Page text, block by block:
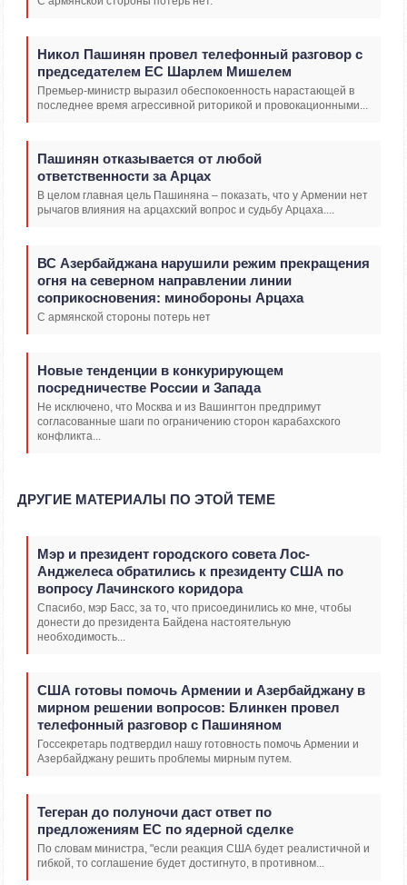
Никол Пашинян провел телефонный разговор с
председателем ЕС Шарлем Мишелем
Премьер-министр выразил обеспокоенность нарастающей в
последнее время агрессивной риторикой и провокационными...
Пашинян отказывается от любой
ответственности за Арцах
В целом главная цель Пашиняна – показать, что у Армении нет
рычагов влияния на арцахский вопрос и судьбу Арцаха....
ВС Азербайджана нарушили режим прекращения
огня на северном направлении линии
соприкосновения: минобороны Арцаха
С армянской стороны потерь нет
Новые тенденции в конкурирующем
посредничестве России и Запада
Не исключено, что Москва и из Вашингтон предпримут
согласованные шаги по ограничению сторон карабахского
конфликта...
ДРУГИЕ МАТЕРИАЛЫ ПО ЭТОЙ ТЕМЕ
Мэр и президент городского совета Лос-
Анджелеса обратились к президенту США по
вопросу Лачинского коридора
Спасибо, мэр Басс, за то, что присоединились ко мне, чтобы
донести до президента Байдена настоятельную
необходимость...
США готовы помочь Армении и Азербайджану в
мирном решении вопросов: Блинкен провел
телефонный разговор с Пашиняном
Госсекретарь подтвердил нашу готовность помочь Армении и
Азербайджану решить проблемы мирным путем.
Тегеран до полуночи даст ответ по
предложениям ЕС по ядерной сделке
По словам министра, "если реакция США будет реалистичной и
гибкой, то соглашение будет достигнуто, в противном...